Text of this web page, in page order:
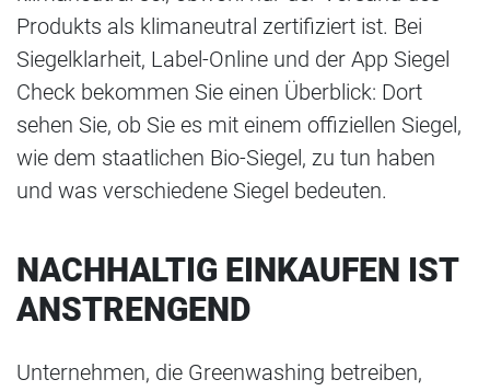
Produkts als klimaneutral zertifiziert ist. Bei
Siegelklarheit, Label-Online und der App Siegel
Check bekommen Sie einen Überblick: Dort
sehen Sie, ob Sie es mit einem offiziellen Siegel,
wie dem staatlichen Bio-Siegel, zu tun haben
und was verschiedene Siegel bedeuten.
NACHHALTIG EINKAUFEN IST
ANSTRENGEND
Unternehmen, die Greenwashing betreiben,